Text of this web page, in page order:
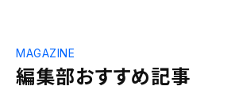
編集部おすすめ記事
MAGAZINE